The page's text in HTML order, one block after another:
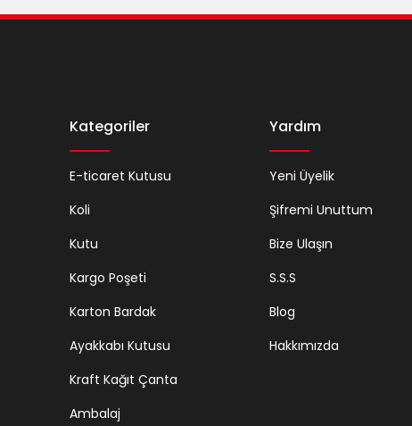
Kategoriler
E-ticaret Kutusu
Koli
Kutu
Kargo Poşeti
Karton Bardak
Ayakkabı Kutusu
Kraft Kağıt Çanta
Ambalaj
Yardım
Yeni Üyelik
Şifremi Unuttum
Bize Ulaşın
S.S.S
Blog
Hakkımızda